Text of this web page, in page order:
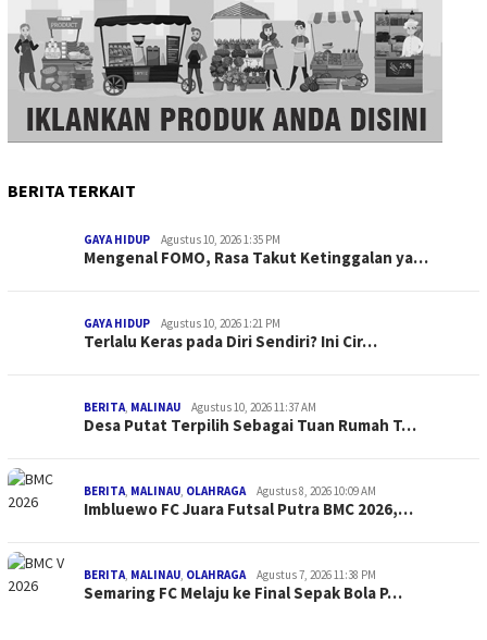
BERITA TERKAIT
GAYA HIDUP Agustus 10, 2026 1:35 PM
Mengenal FOMO, Rasa Takut Ketinggalan ya…
GAYA HIDUP Agustus 10, 2026 1:21 PM
Terlalu Keras pada Diri Sendiri? Ini Cir…
BERITA, MALINAU Agustus 10, 2026 11:37 AM
Desa Putat Terpilih Sebagai Tuan Rumah T…
BERITA, MALINAU, OLAHRAGA Agustus 8, 2026 10:09 AM
Imbluewo FC Juara Futsal Putra BMC 2026,…
BERITA, MALINAU, OLAHRAGA Agustus 7, 2026 11:38 PM
Semaring FC Melaju ke Final Sepak Bola P…